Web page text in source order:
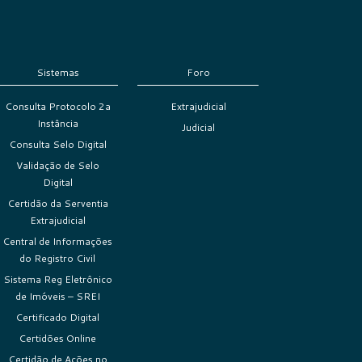
Sistemas
Consulta Protocolo 2a
Instância
Consulta Selo Digital
Validação de Selo
Digital
Certidão da Serventia
Extrajudicial
Central de Informações
do Registro Civil
Sistema Reg Eletrônico
de Imóveis – SREI
Certificado Digital
Certidões Online
Certidão de Ações no
Foro
Extrajudicial
Judicial